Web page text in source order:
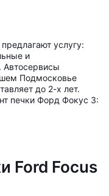
услугу:
и
Автосервисы
Подмосковье
до 2-х лет.
печки Форд Фокус 3:
Ford Focus